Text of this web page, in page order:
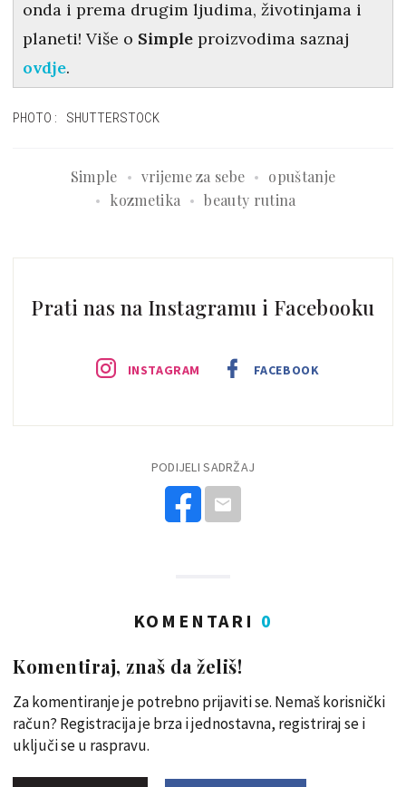
onda i prema drugim ljudima, životinjama i
planeti! Više o Simple proizvodima saznaj
ovdje.
PHOTO: SHUTTERSTOCK
Simple vrijeme za sebe
opuštanje
kozmetika
beauty rutina
Prati nas na Instagramu i Facebooku
INSTAGRAM FACEBOOK
PODIJELI SADRŽAJ
KOMENTARI 0
Komentiraj, znaš da želiš!
Za komentiranje je potrebno prijaviti se. Nemaš korisnički
račun? Registracija je brza i jednostavna, registriraj se i
uključi se u raspravu.